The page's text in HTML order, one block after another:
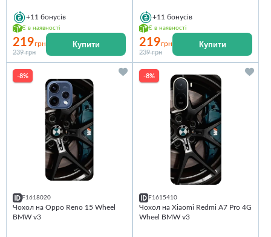
+11 бонусів
Є в наявності
219грн
239 грн
Купити
+11 бонусів
Є в наявності
219грн
239 грн
Купити
-8%
F1618020
Чохол на Oppo Reno 15 Wheel
BMW v3
-8%
F1615410
Чохол на Xiaomi Redmi A7 Pro 4G
Wheel BMW v3